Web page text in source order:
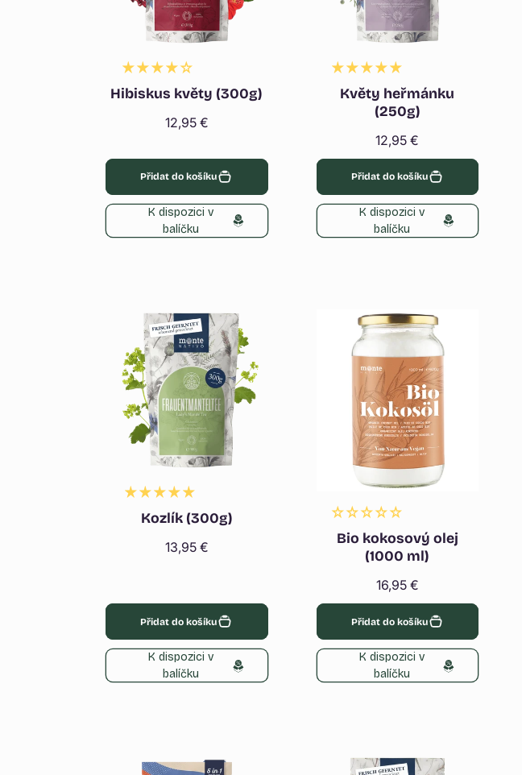
Hibiskus květy (300g)
Běžná
12,95 €
Přidat do košíku
K dispozici v
balíčku
Květy heřmánku
(250g)
Běžná
cena
12,95 €
Přidat do košíku
K dispozici v
balíčku
Kozlík (300g)
Běžná
13,95 €
Přidat do košíku
K dispozici v
balíčku
Bio kokosový olej
(1000 ml)
Běžná
cena
16,95 €
Přidat do košíku
K dispozici v
balíčku